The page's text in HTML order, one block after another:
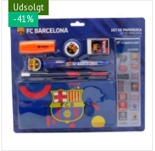
Udsolgt
-41%